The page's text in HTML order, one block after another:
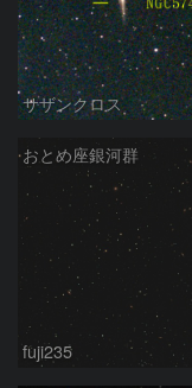
サザンクロス
おとめ座銀河群
fuji235